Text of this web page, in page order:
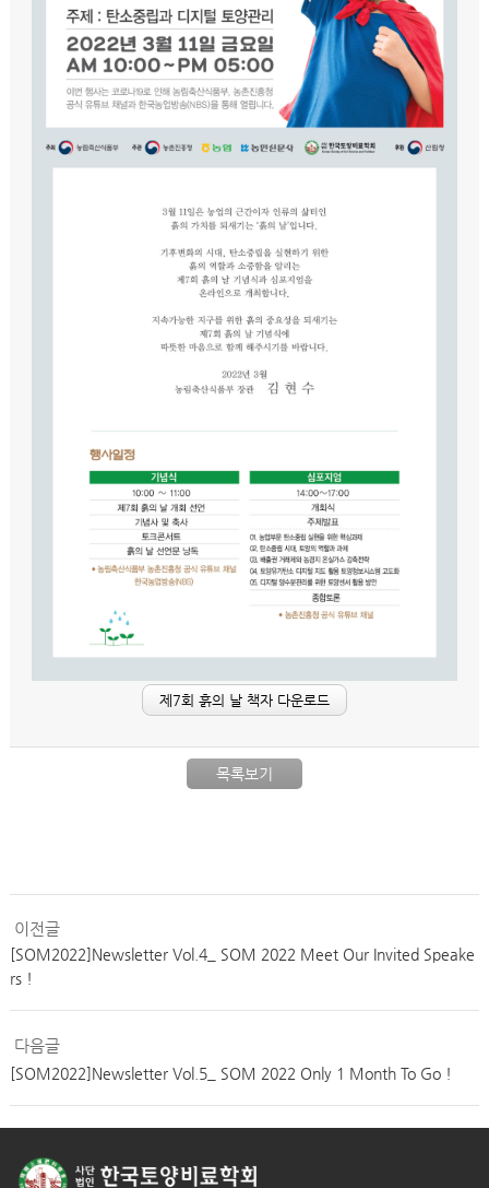
제7회 흙의 날 책자 다운로드
목록보기
이전글
[SOM2022]Newsletter Vol.4_ SOM 2022 Meet Our Invited Speake
rs !
다음글
[SOM2022]Newsletter Vol.5_ SOM 2022 Only 1 Month To Go !